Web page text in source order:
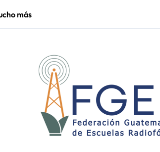
puente gestionado por la comunidad